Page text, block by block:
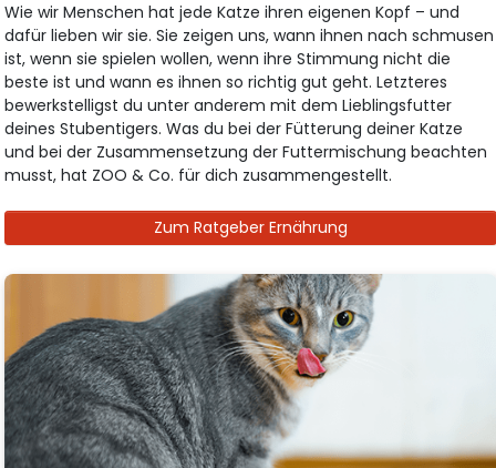
Wie wir Menschen hat jede Katze ihren eigenen Kopf – und
dafür lieben wir sie. Sie zeigen uns, wann ihnen nach schmusen
ist, wenn sie spielen wollen, wenn ihre Stimmung nicht die
beste ist und wann es ihnen so richtig gut geht. Letzteres
bewerkstelligst du unter anderem mit dem Lieblingsfutter
deines Stubentigers. Was du bei der Fütterung deiner Katze
und bei der Zusammensetzung der Futtermischung beachten
musst, hat ZOO & Co. für dich zusammengestellt.
Zum Ratgeber Ernährung